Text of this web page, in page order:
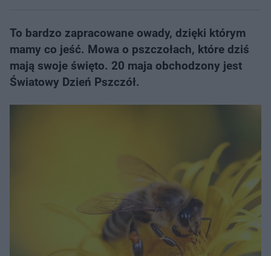
To bardzo zapracowane owady, dzięki którym
mamy co jeść. Mowa o pszczołach, które dziś
mają swoje święto. 20 maja obchodzony jest
Światowy Dzień Pszczół.